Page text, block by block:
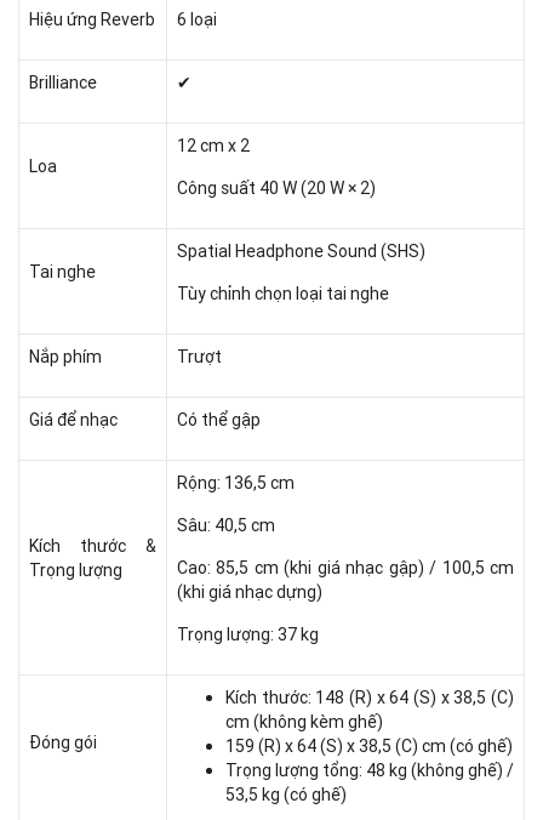
Hiệu ứng Reverb 6 loại
Brilliance ✔
Loa
12 cm x 2
Công suất 40 W (20 W × 2)
Tai nghe
Spatial Headphone Sound (SHS)
Tùy chỉnh chọn loại tai nghe
Nắp phím Trượt
Giá để nhạc Có thể gập
Kích thước &
Trọng lượng
Rộng: 136,5 cm
Sâu: 40,5 cm
Cao: 85,5 cm (khi giá nhạc gập) / 100,5 cm
(khi giá nhạc dựng)
Trọng lượng: 37 kg
Đóng gói
Kích thước: 148 (R) x 64 (S) x 38,5 (C)
cm (không kèm ghế)
159 (R) x 64 (S) x 38,5 (C) cm (có ghế)
Trọng lượng tổng: 48 kg (không ghế) /
53,5 kg (có ghế)